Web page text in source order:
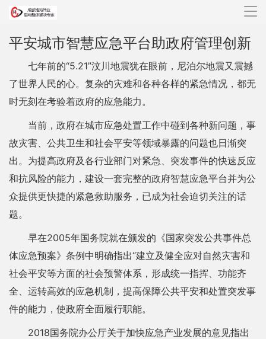
导
平安城市智慧应急平台助政府管理创新
七年前的“5.21”汶川地震犹在眼前，尼泊尔地震又震撼
了世界人民的心。复杂的灾难和各种各样的紧急情况，都无
时无刻在考验着政府的应急能力。
当前，政府在城市应急处置工作中碰到各种新问题，事
故灾害、公共卫生和社会平安等领域暴露的问题也日渐突
出。为提高政府及各行业部门对紧急、突发事件的快速反应
和抗风险的能力，建设一套完整的政府智慧应急平台并为公
众提供更快捷的紧急救助服务，已成为社会迫切关注的话
题。
早在2005年国务院就在颁发的《国家突发公共事件总
体应急预案》条例中明确指出“建立及健全应对自然灾害和
社会平安等方面的社会预警体系，形成统一指挥、功能齐
全、运转高效的应急机制，提高保障公共平安和处置突发事
件的能力，使政府全面履行职能。
2018国务院办公厅关于加快应急产业发展的意见指出